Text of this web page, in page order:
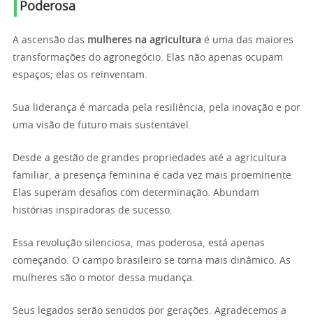
Poderosa
A ascensão das mulheres na agricultura é uma das maiores
transformações do agronegócio. Elas não apenas ocupam
espaços; elas os reinventam.
Sua liderança é marcada pela resiliência, pela inovação e por
uma visão de futuro mais sustentável.
Desde a gestão de grandes propriedades até a agricultura
familiar, a presença feminina é cada vez mais proeminente.
Elas superam desafios com determinação. Abundam
histórias inspiradoras de sucesso.
Essa revolução silenciosa, mas poderosa, está apenas
começando. O campo brasileiro se torna mais dinâmico. As
mulheres são o motor dessa mudança.
Seus legados serão sentidos por gerações. Agradecemos a